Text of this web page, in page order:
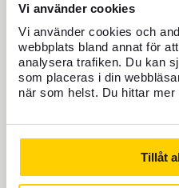
Vi använder cookies
Vi använder cookies och
webbplats bland annat för
analysera trafiken. Du kan
som placeras i din
när som helst. Du hittar
Tillåt
Läs om varför
sig från den